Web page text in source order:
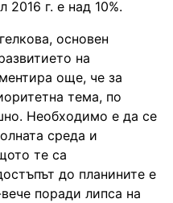
2016 г. е над 10%.
основен
на
още, че за
тема, по
Необходимо е да се
среда и
те са
до планините е
поради липса на